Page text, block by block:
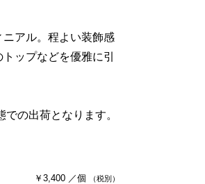
アル。程よい装飾感
ップなどを優雅に引
の出荷となります。
￥3,400 ／個 （税別）